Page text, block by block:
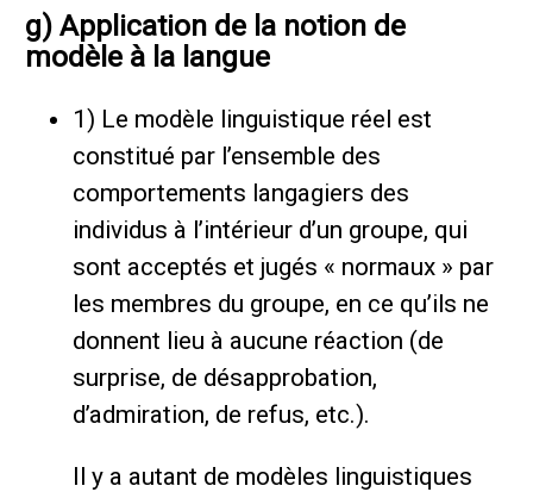
g) Application de la notion de
modèle à la langue
1) Le modèle linguistique réel est
constitué par l’ensemble des
comportements langagiers des
individus à l’intérieur d’un groupe, qui
sont acceptés et jugés « normaux » par
les membres du groupe, en ce qu’ils ne
donnent lieu à aucune réaction (de
surprise, de désapprobation,
d’admiration, de refus, etc.).
Il y a autant de modèles linguistiques